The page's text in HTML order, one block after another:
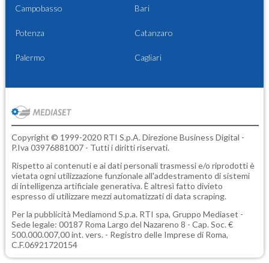
Campobasso Bari
Potenza Catanzaro
Palermo Cagliari
Copyright © 1999-2020 RTI S.p.A. Direzione Business Digital -
P.Iva 03976881007 - Tutti i diritti riservati.
Rispetto ai contenuti e ai dati personali trasmessi e/o riprodotti è
vietata ogni utilizzazione funzionale all'addestramento di sistemi
di intelligenza artificiale generativa. È altresì fatto divieto
espresso di utilizzare mezzi automatizzati di data scraping.
Per la pubblicità Mediamond S.p.a. RTI spa, Gruppo Mediaset -
Sede legale: 00187 Roma Largo del Nazareno 8 - Cap. Soc. €
500.000.007,00 int. vers. - Registro delle Imprese di Roma,
C.F.06921720154